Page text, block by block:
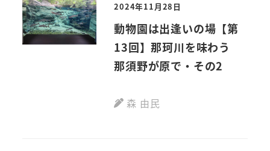
2024年11月28日
動物園は出逢いの場【第
13回】那珂川を味わう
那須野が原で・その2
森 由民